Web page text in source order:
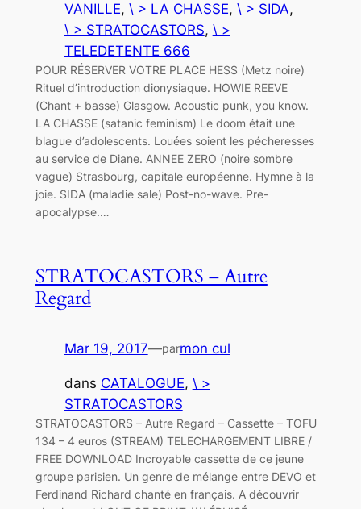
VANILLE, \ > LA CHASSE, \ > SIDA
\ > STRATOCASTORS, \ >
TELEDETENTE 666
POUR RÉSERVER VOTRE PLACE HESS (Metz noire)
Rituel d’introduction dionysiaque. HOWIE REEVE
(Chant + basse) Glasgow. Acoustic punk, you know.
LA CHASSE (satanic feminism) Le doom était une
blague d’adolescents. Louées soient les pécheresses
au service de Diane. ANNEE ZERO (noire sombre
vague) Strasbourg, capitale européenne. Hymne à la
joie. SIDA (maladie sale) Post-no-wave. Pre-
apocalypse.…
STRATOCASTORS – Autre
Regard
Mar 19, 2017—parmon cul
dans CATALOGUE, \ >
STRATOCASTORS
STRATOCASTORS – Autre Regard – Cassette – TOFU
134 – 4 euros (STREAM) TELECHARGEMENT LIBRE /
FREE DOWNLOAD Incroyable cassette de ce jeune
groupe parisien. Un genre de mélange entre DEVO et
Ferdinand Richard chanté en français. A découvrir